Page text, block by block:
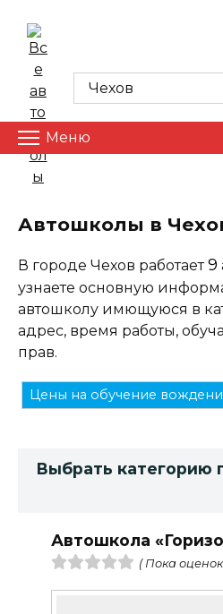
content
Меню
Автошколы в
В городе Чехов работает9
узнаете основную
автошколу имющуюся в
адрес, время работы,
прав.
Цены на обучение
Выбрать категорию
Автошкола
( Пока оценок